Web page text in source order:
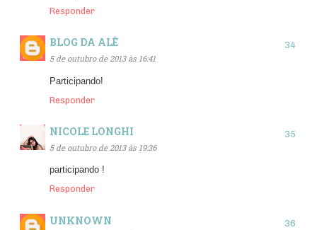
Responder
BLOG DA ALÊ
5 de outubro de 2013 às 16:41
Participando!
Responder
NICOLE LONGHI
5 de outubro de 2013 às 19:36
participando !
Responder
UNKNOWN